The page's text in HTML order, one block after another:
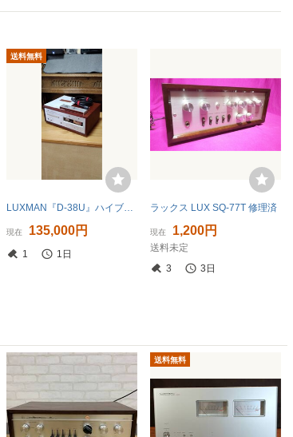
送料無料
LUXMAN『D-38U』ハイブリッドCDプレイヤー ( ワンオーナー商品 )
現在 135,000円
1 1日
ラックス LUX SQ-77T 修理済
現在 1,200円
送料未定
3
3日
送料無料